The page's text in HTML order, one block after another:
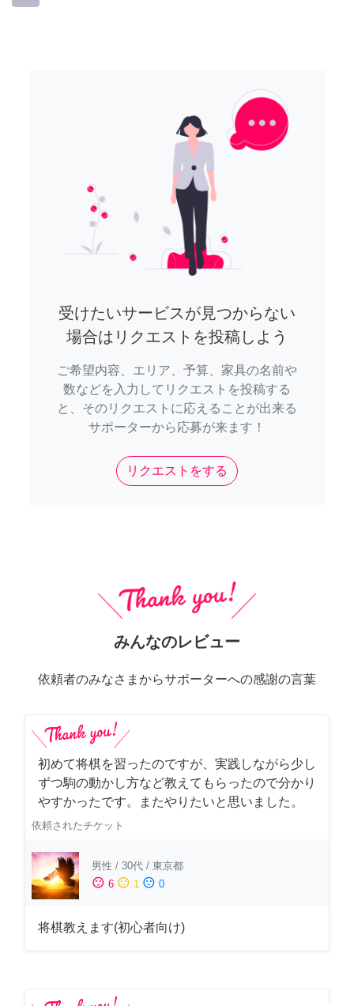
受けたいサービスが見つからない
場合はリクエストを投稿しよう
ご希望内容、エリア、予算、家具の名前や
数などを入力してリクエストを投稿する
と、そのリクエストに応えることが出来る
サポーターから応募が来ます！
リクエストをする
みんなのレビュー
依頼者のみなさまからサポーターへの感謝の言葉
初めて将棋を習ったのですが、実践しながら少し
ずつ駒の動かし方など教えてもらったので分かり
やすかったです。またやりたいと思いました。
依頼されたチケット
男性 / 30代 / 東京都
sentiment_satisfied 6 sentiment_neutral 1 sentiment_dissatisfied 0
将棋教えます(初心者向け)